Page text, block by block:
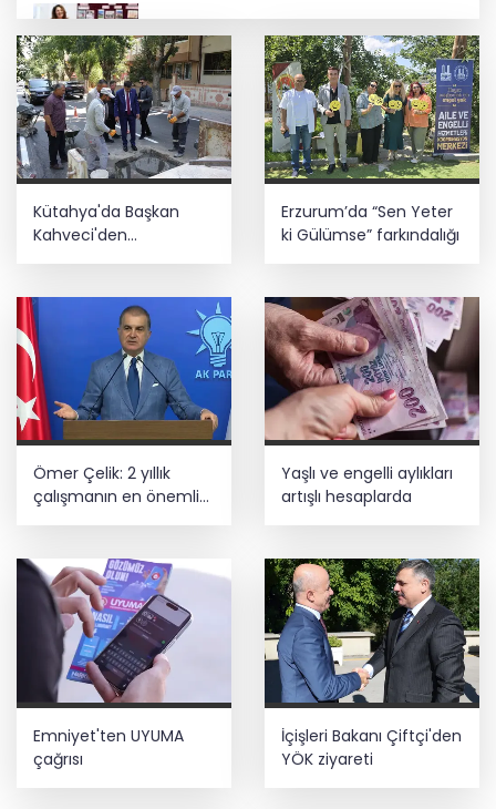
açıklandı
Başkan Aydın, Osmangazi Doğancı’da
talepleri dinledi
İnşaatta dijital dönem başlıyor... Ruhsat
projelerinde BIM ve e-PYS zorunluluğu
Tan Çetinkaya kazandı
Kütahya'da Başkan
Kahveci'den
Erzurum’da “Sen Yeter
ki Gülümse” farkındalığı
Ömer Çelik: 2 yıllık
çalışmanın en önemli
aşamasındayız
Yaşlı ve engelli aylıkları
artışlı hesaplarda
Emniyet'ten UYUMA
çağrısı
İçişleri Bakanı Çiftçi'den
YÖK ziyareti